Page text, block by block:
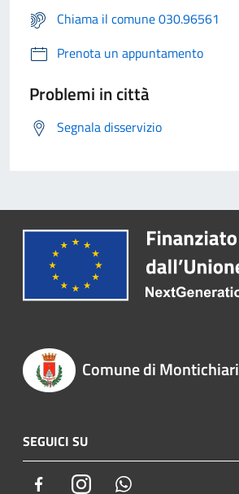
Chiama il comune 030.96561
Prenota un appuntamento
Problemi in città
Segnala disservizio
Comune di Montichiari
SEGUICI SU
FacebookInstagram